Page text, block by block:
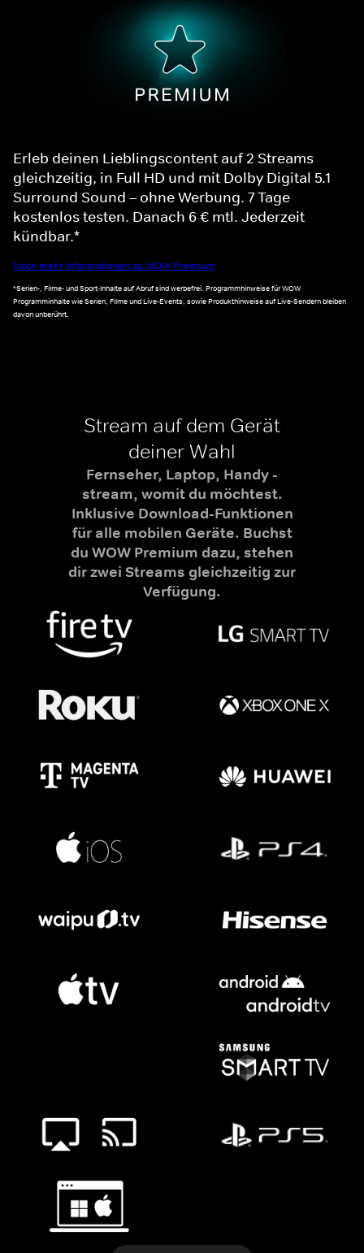
Erleb deinen Lieblingscontent auf 2 Streams
gleichzeitig, in Full HD und mit Dolby Digital 5.1
Surround Sound – ohne Werbung. 7 Tage
kostenlos testen. Danach 6 € mtl. Jederzeit
kündbar.*
Noch mehr Informationen zu WOW Premium
*Serien-, Filme- und Sport-Inhalte auf Abruf sind werbefrei. Programmhinweise für WOW
Programminhalte wie Serien, Filme und Live-Events, sowie Produkthinweise auf Live-Sendern bleiben
davon unberührt.
Stream auf dem Gerät
deiner Wahl
Fernseher, Laptop, Handy -
stream, womit du möchtest.
Inklusive Download-Funktionen
für alle mobilen Geräte. Buchst
du WOW Premium dazu, stehen
dir zwei Streams gleichzeitig zur
Verfügung.